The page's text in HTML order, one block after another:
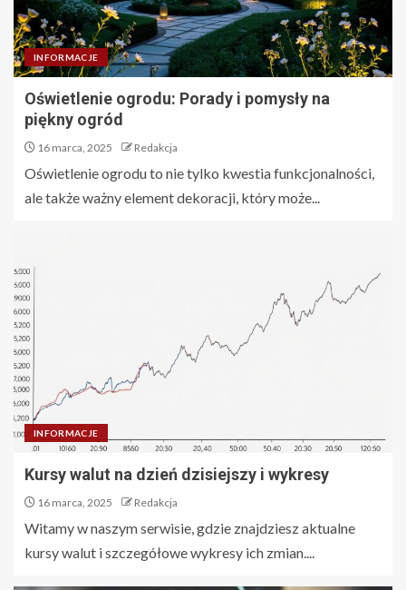
INFORMACJE
Oświetlenie ogrodu: Porady i pomysły na
piękny ogród
16 marca, 2025 Redakcja
Oświetlenie ogrodu to nie tylko kwestia funkcjonalności,
ale także ważny element dekoracji, który może...
INFORMACJE
Kursy walut na dzień dzisiejszy i wykresy
16 marca, 2025 Redakcja
Witamy w naszym serwisie, gdzie znajdziesz aktualne
kursy walut i szczegółowe wykresy ich zmian....